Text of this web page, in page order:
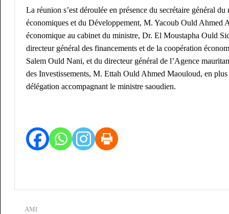
La réunion s’est déroulée en présence du secrétaire général
économiques et du Développement, M. Yacoub Ould Ahmed
économique au cabinet du ministre, Dr. El Moustapha Ould
directeur général des financements et de la coopération
Salem Ould Nani, et du directeur général de l’Agence
des Investissements, M. Ettah Ould Ahmed Maouloud, en plus
délégation accompagnant le ministre saoudien.
AMI